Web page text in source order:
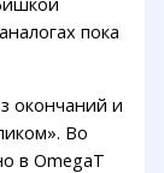
пока
окончаний и
Во
в OmegaT